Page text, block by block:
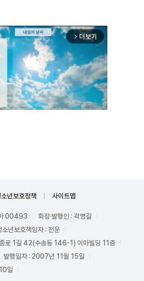
arrow_forward_ios 더보기
년보호정책 사이트맵
아 00493
회장·발행인 : 곽영길
소년보호책임자 : 전운
로 1길 42(수송동 146-1) 이마빌딩 11층
발행일자 : 2007년 11월 15일
일